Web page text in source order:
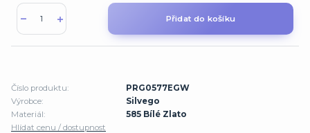
Přidat do košíku
Číslo produktu:
PRG0577EGW
Výrobce:
Silvego
Materiál:
585 Bílé Zlato
Hlídat cenu / dostupnost